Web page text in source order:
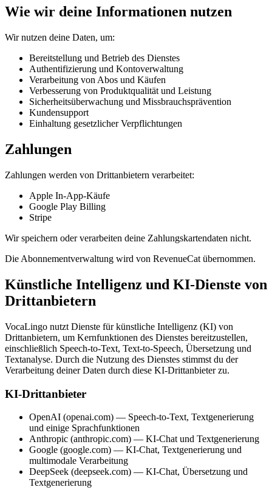
Wie wir deine Informationen nutzen
Wir nutzen deine Daten, um:
Bereitstellung und Betrieb des Dienstes
Authentifizierung und Kontoverwaltung
Verarbeitung von Abos und Käufen
Verbesserung von Produktqualität und Leistung
Sicherheitsüberwachung und Missbrauchsprävention
Kundensupport
Einhaltung gesetzlicher Verpflichtungen
Zahlungen
Zahlungen werden von Drittanbietern verarbeitet:
Apple In-App-Käufe
Google Play Billing
Stripe
Wir speichern oder verarbeiten deine Zahlungskartendaten nicht.
Die Abonnementverwaltung wird von RevenueCat übernommen.
Künstliche Intelligenz und KI-Dienste von
Drittanbietern
VocaLingo nutzt Dienste für künstliche Intelligenz (KI) von
Drittanbietern, um Kernfunktionen des Dienstes bereitzustellen,
einschließlich Speech-to-Text, Text-to-Speech, Übersetzung und
Textanalyse. Durch die Nutzung des Dienstes stimmst du der
Verarbeitung deiner Daten durch diese KI-Drittanbieter zu.
KI-Drittanbieter
OpenAI (openai.com) — Speech-to-Text, Textgenerierung
und einige Sprachfunktionen
Anthropic (anthropic.com) — KI-Chat und Textgenerierung
Google (google.com) — KI-Chat, Textgenerierung und
multimodale Verarbeitung
DeepSeek (deepseek.com) — KI-Chat, Übersetzung und
Textgenerierung